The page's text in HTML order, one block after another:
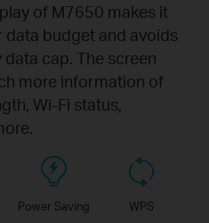
of M7650 makes it
data budget and avoids
cap. The screen
more information of
Wi-Fi status,
Power Saving WPS